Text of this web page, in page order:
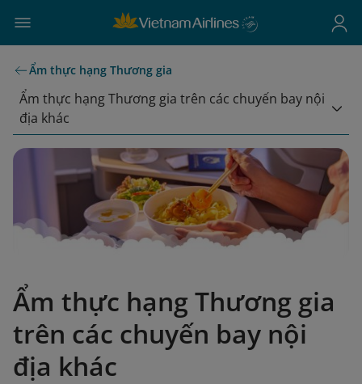
Ẩm thực hạng Thương gia
Ẩm thực hạng Thương gia trên các chuyến bay nội
địa khác
Ẩm thực hạng Thương gia
trên các chuyến bay nội
địa khác